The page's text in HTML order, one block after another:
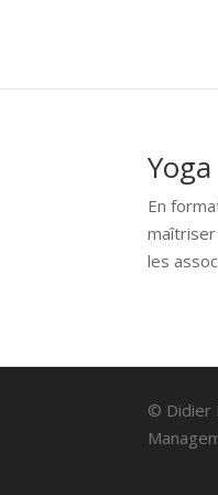
En
les
© Didier